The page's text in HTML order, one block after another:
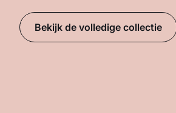
Bekijk de volledige collectie